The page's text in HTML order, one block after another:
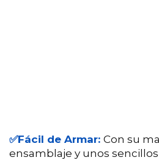
✅Fácil de Armar: Con su
ensamblaje y unos sencillos